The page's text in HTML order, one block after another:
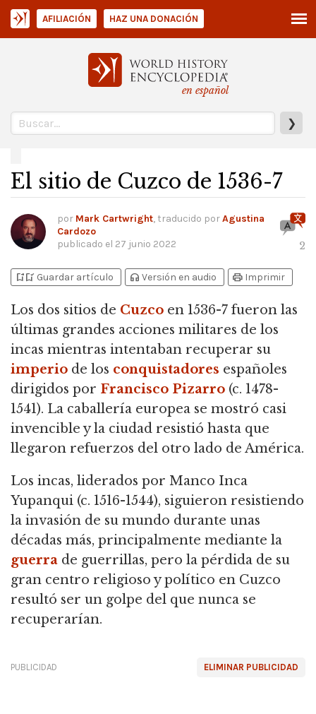
en español
❯
AFILIACIÓN HAZ UNA DONACIÓN
El sitio de Cuzco de 1536-7
por Mark Cartwright, traducido porAgustina
Cardozo
publicado el 27 junio 2022 2
bookmark_addbookmark_added Guardar artículo headphones Versión en audio print Imprimir
Los dos sitios de Cuzco en 1536-7 fueron las
últimas grandes acciones militares de los
incas mientras intentaban recuperar su
imperio de los conquistadores españoles
dirigidos por Francisco Pizarro (c. 1478-
1541). La caballería europea se mostró casi
invencible y la ciudad resistió hasta que
llegaron refuerzos del otro lado de América.
Los incas, liderados por Manco Inca
Yupanqui (c. 1516-1544), siguieron resistiendo
la invasión de su mundo durante unas
décadas más, principalmente mediante la
guerra de guerrillas, pero la pérdida de su
gran centro religioso y político en Cuzco
resultó ser un golpe del que nunca se
recuperarían.
ELIMINAR PUBLICIDAD
PUBLICIDAD